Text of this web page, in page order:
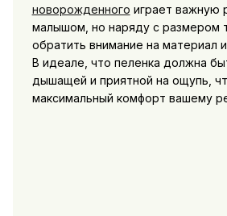
новорожденного играет важную
малышом, но наряду с размером
обратить внимание на материал
В идеале, что пеленка должна
дышащей и приятной на ощупь,
максимальный комфорт вашему